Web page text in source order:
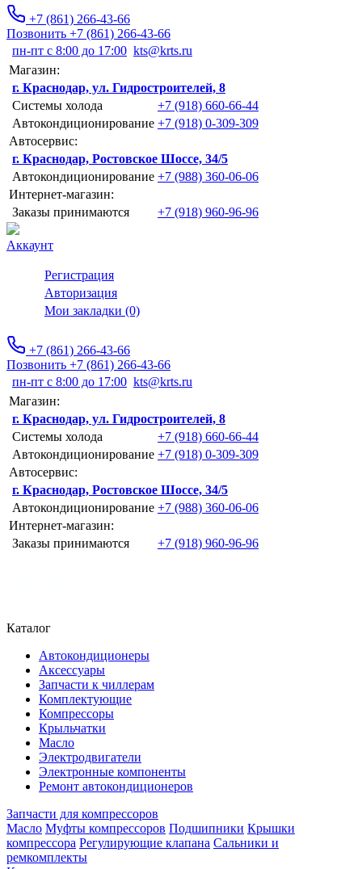
+7 (861) 266-43-66
Позвонить +7 (861) 266-43-66
пн-пт с 8:00 до 17:00 kts@krts.ru
Магазин:
г. Краснодар, ул. Гидростроителей, 8
Системы холода
+7 (918) 660-66-44
Автокондиционирование +7 (918) 0-309-309
Автосервис:
г. Краснодар, Ростовское Шоссе, 34/5
Автокондиционирование +7 (988) 360-06-06
Интернет-магазин:
Заказы принимаются
+7 (918) 960-96-96
Аккаунт
Регистрация
Авторизация
Мои закладки (0)
+7 (861) 266-43-66
Позвонить +7 (861) 266-43-66
пн-пт с 8:00 до 17:00 kts@krts.ru
Магазин:
г. Краснодар, ул. Гидростроителей, 8
Системы холода
+7 (918) 660-66-44
Автокондиционирование +7 (918) 0-309-309
Автосервис:
г. Краснодар, Ростовское Шоссе, 34/5
Автокондиционирование +7 (988) 360-06-06
Интернет-магазин:
Заказы принимаются
+7 (918) 960-96-96
Каталог
Автокондиционеры
Аксессуары
Запчасти к чиллерам
Комплектующие
Компрессоры
Крыльчатки
Масло
Электродвигатели
Электронные компоненты
Ремонт автокондиционеров
Запчасти для компрессоров
Масло Муфты компрессоров Подшипники Крышки
компрессора Регулирующие клапана Сальники и
ремкомплекты